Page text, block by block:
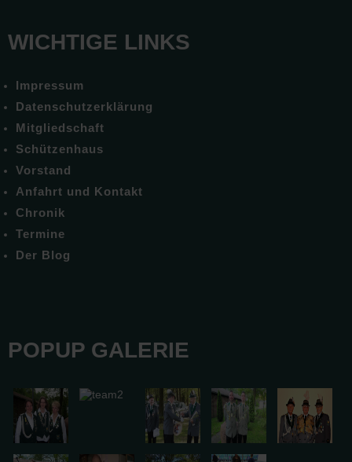
WICHTIGE LINKS
Impressum
Datenschutzerklärung
Mitgliedschaft
Schützenhaus
Vorstand
Anfahrt und Kontakt
Chronik
Termine
Der Blog
POPUP GALERIE